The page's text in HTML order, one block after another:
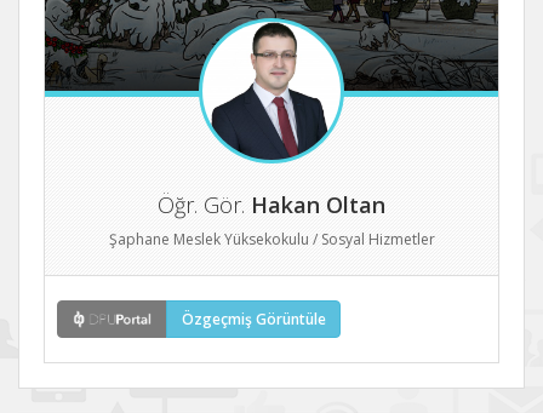
Öğr. Gör. Hakan Oltan
Şaphane Meslek Yüksekokulu / Sosyal Hizmetler
Özgeçmiş Görüntüle